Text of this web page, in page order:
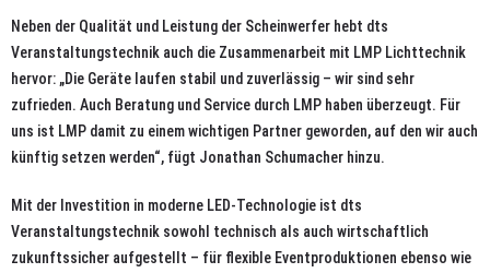
Neben der Qualität und Leistung der Scheinwerfer hebt dts
Veranstaltungstechnik auch die Zusammenarbeit mit LMP Lichttechnik
hervor: „Die Geräte laufen stabil und zuverlässig – wir sind sehr
zufrieden. Auch Beratung und Service durch LMP haben überzeugt. Für
uns ist LMP damit zu einem wichtigen Partner geworden, auf den wir auch
künftig setzen werden“, fügt Jonathan Schumacher hinzu.
Mit der Investition in moderne LED-Technologie ist dts
Veranstaltungstechnik sowohl technisch als auch wirtschaftlich
zukunftssicher aufgestellt – für flexible Eventproduktionen ebenso wie